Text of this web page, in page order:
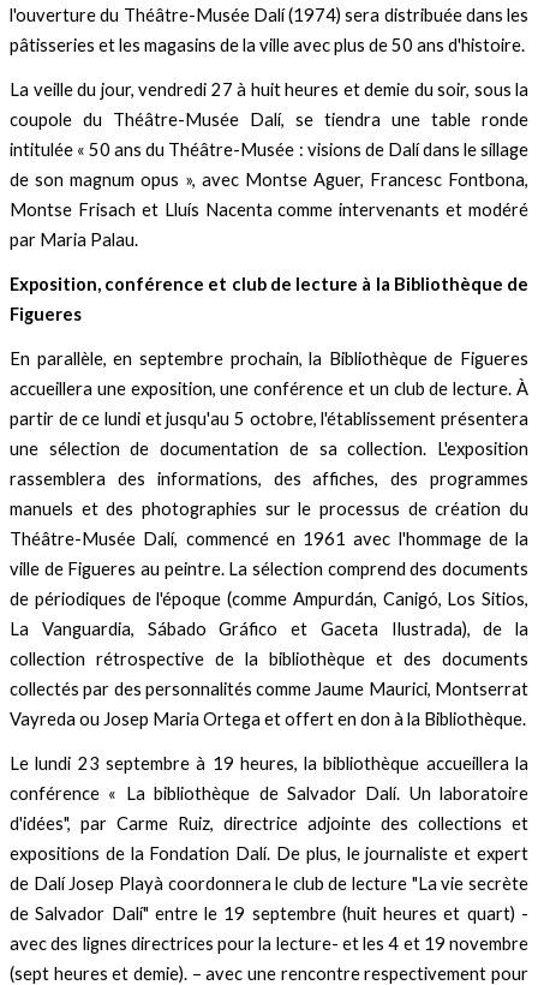
l'ouverture du Théâtre-Musée Dalí (1974) sera distribuée dans les
pâtisseries et les magasins de la ville avec plus de 50 ans d'histoire.
La veille du jour, vendredi 27 à huit heures et demie du soir, sous la
coupole du Théâtre-Musée Dalí, se tiendra une table ronde
intitulée « 50 ans du Théâtre-Musée : visions de Dalí dans le sillage
de son magnum opus », avec Montse Aguer, Francesc Fontbona,
Montse Frisach et Lluís Nacenta comme intervenants et modéré
par Maria Palau.
Exposition, conférence et club de lecture à la Bibliothèque de
Figueres
En parallèle, en septembre prochain, la Bibliothèque de Figueres
accueillera une exposition, une conférence et un club de lecture. À
partir de ce lundi et jusqu'au 5 octobre, l'établissement présentera
une sélection de documentation de sa collection. L'exposition
rassemblera des informations, des affiches, des programmes
manuels et des photographies sur le processus de création du
Théâtre-Musée Dalí, commencé en 1961 avec l'hommage de la
ville de Figueres au peintre. La sélection comprend des documents
de périodiques de l'époque (comme Ampurdán, Canigó, Los Sitios,
La Vanguardia, Sábado Gráfico et Gaceta Ilustrada), de la
collection rétrospective de la bibliothèque et des documents
collectés par des personnalités comme Jaume Maurici, Montserrat
Vayreda ou Josep Maria Ortega et offert en don à la Bibliothèque.
Le lundi 23 septembre à 19 heures, la bibliothèque accueillera la
conférence « La bibliothèque de Salvador Dalí. Un laboratoire
d'idées", par Carme Ruiz, directrice adjointe des collections et
expositions de la Fondation Dalí. De plus, le journaliste et expert
de Dalí Josep Playà coordonnera le club de lecture "La vie secrète
de Salvador Dalí" entre le 19 septembre (huit heures et quart) -
avec des lignes directrices pour la lecture- et les 4 et 19 novembre
(sept heures et demie). – avec une rencontre respectivement pour